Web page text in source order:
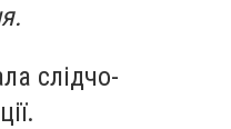
слідчо-